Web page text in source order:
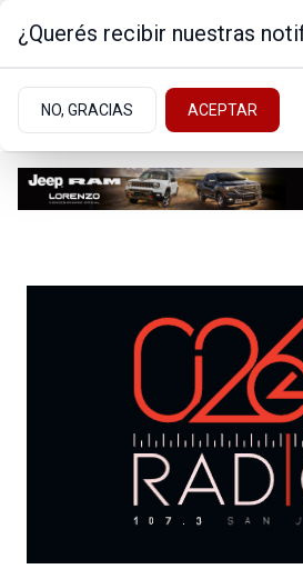
Mascotas
¿Querés recibir nuestras
NO, GRACIAS ACEPTAR